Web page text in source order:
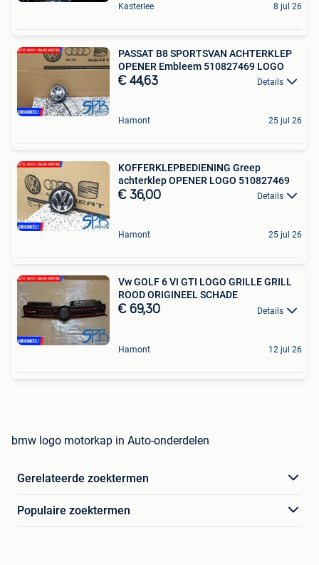
Kasterlee 8 jul 26
PASSAT B8 SPORTSVAN ACHTERKLEP
OPENER Embleem 510827469 LOGO
€ 44,63 Details
Hamont 25 jul 26
KOFFERKLEPBEDIENING Greep
achterklep OPENER LOGO 510827469
€ 36,00 Details
Hamont 25 jul 26
Vw GOLF 6 VI GTI LOGO GRILLE GRILL
ROOD ORIGINEEL SCHADE
€ 69,30 Details
Hamont 12 jul 26
bmw logo motorkap in Auto-onderdelen
Gerelateerde zoektermen
Populaire zoektermen